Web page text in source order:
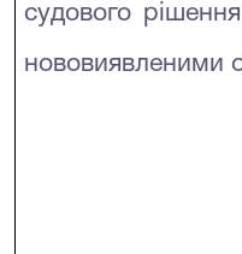
судового
нововиявленими